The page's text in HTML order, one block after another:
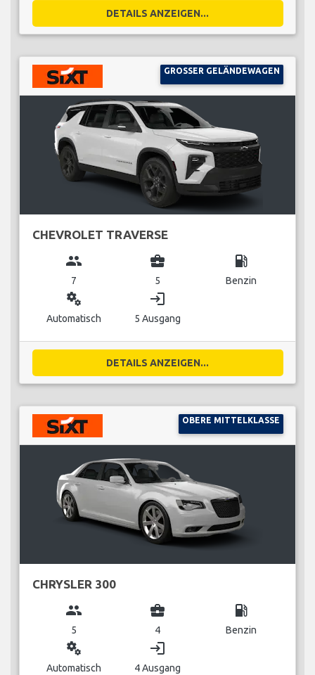
DETAILS ANZEIGEN...
GROSSER GELÄNDEWAGEN
CHEVROLET TRAVERSE
group
7
business_center
5
local_gas_station
Benzin
miscellaneous_services
Automatisch
login
5 Ausgang
DETAILS ANZEIGEN...
OBERE MITTELKLASSE
CHRYSLER 300
group
5
business_center
4
local_gas_station
Benzin
miscellaneous_services
Automatisch
login
4 Ausgang